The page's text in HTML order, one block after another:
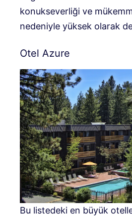
konukseverliği ve
nedeniyle yüksek olarak
Otel Azure
Bu listedeki en büyük